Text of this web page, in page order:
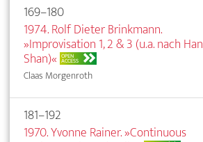
169–180
1974. Rolf Dieter Brinkmann.
»Improvisation 1, 2 & 3 (u.a. nach Han
Shan)« OPEN
ACCESS
Claas Morgenroth
181–192
1970. Yvonne Rainer. »Continuous